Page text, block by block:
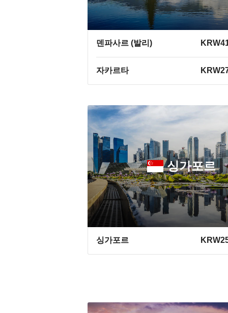
덴파사르 (발리)
자카르타
싱가포르
싱가포르